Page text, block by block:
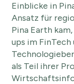
Einblicke in
Ansatz für
Pina Earth
ups im FinTech
als Teil ihrer